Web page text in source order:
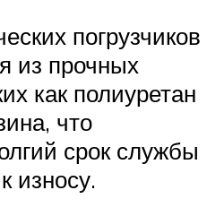
погрузчиков
из прочных
как полиуретан
что
срок службы
износу.